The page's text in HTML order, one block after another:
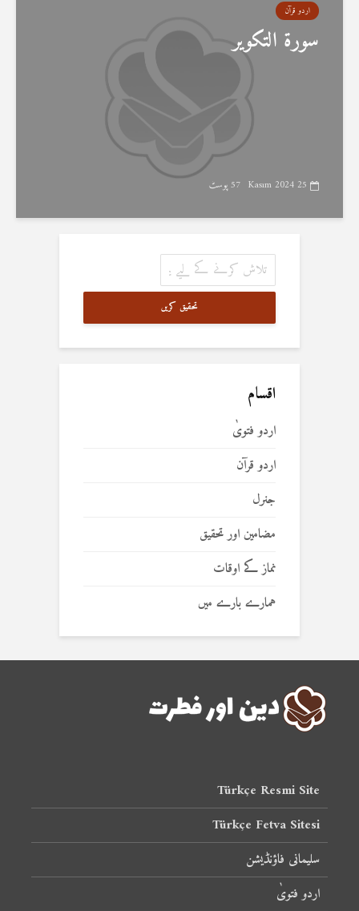
اردو قرآن
سورۃ التکویر
25 Kasım 2024 57 پوسٹ
تحقیق کریں
اقسام
اردو فتویٰ
اردو قرآن
جنرل
مضامین اور تحقیق
نماز کے اوقات
ہمارے بارے میں
Türkçe Resmi Site
Türkçe Fetva Sitesi
سلیمانی فاؤنڈیشن
اردو فتویٰ